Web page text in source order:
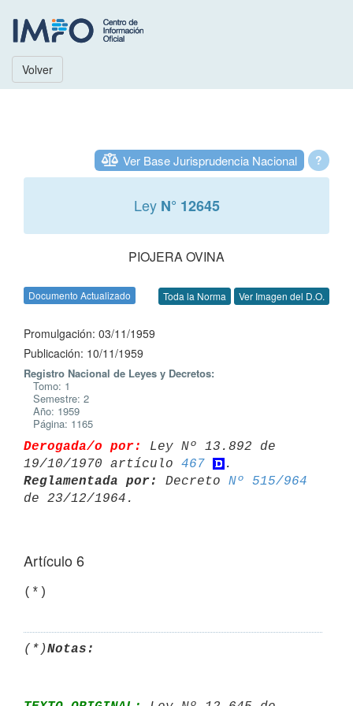
Volver
?
Ver Base Jurisprudencia Nacional
Ley N° 12645
PIOJERA OVINA
Documento Actualizado Toda la Norma Ver Imagen del D.O.
Promulgación: 03/11/1959
Publicación: 10/11/1959
Registro Nacional de Leyes y Decretos:
Tomo: 1
Semestre: 2
Año: 1959
Página: 1165
Derogada/o por:
Ley Nº 13.892 de
19/10/1970 artículo 467
Reglamentada por:
Decreto Nº 515/964
Artículo 6
(*)
(*)Notas: